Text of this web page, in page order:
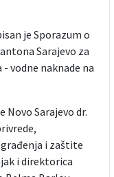
je Sporazum o
Sarajevo za
vodne naknade na
Novo Sarajevo dr.
i zaštite
i direktorica